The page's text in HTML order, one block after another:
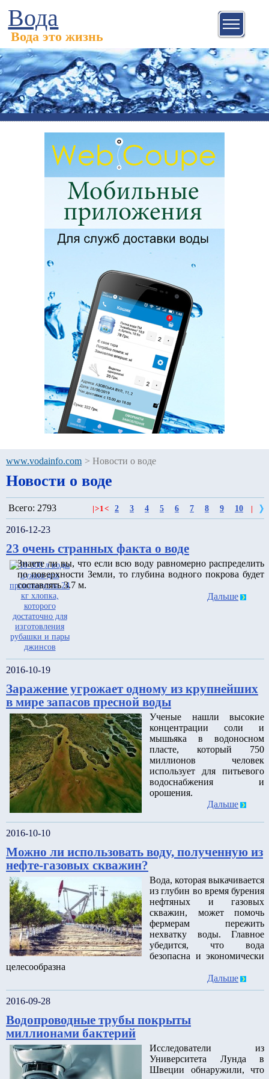
Вода
Вода это жизнь
www.vodainfo.com > Новости о воде
Новости о воде
Всего: 2793 >1< 2 3 4 5 6 7 8 9 10
2016-12-23
23 очень странных факта о воде
Знаете ли вы, что если всю воду равномерно распределить
по поверхности Земли, то глубина водного покрова будет
составлять 3.7 м.
Дальше
2016-10-19
Заражение угрожает одному из крупнейших
в мире запасов пресной воды
Ученые нашли высокие
концентрации соли и
мышьяка в водоносном
пласте, который 750
миллионов человек
использует для питьевого
водоснабжения и
орошения.
Дальше
2016-10-10
Можно ли использовать воду, полученную из
нефте-газовых скважин?
Вода, которая выкачивается
из глубин во время бурения
нефтяных и газовых
скважин, может помочь
фермерам пережить
нехватку воды. Главное
убедится, что вода
безопасна и экономически
целесообразна
Дальше
2016-09-28
Водопроводные трубы покрыты
миллионами бактерий
Исследователи из
Университета Лунда в
Швеции обнаружили, что